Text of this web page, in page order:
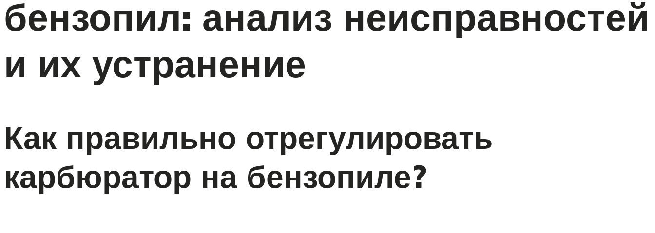
бензопил: анализ неисправностей
и их устранение
Как правильно отрегулировать
карбюратор на бензопиле?